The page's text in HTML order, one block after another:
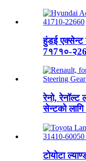
हुंडई एक्सेन्ट
7१7१०-
रेनो, रेनॉल्ट
सेन्टको लागि
टोयोटा